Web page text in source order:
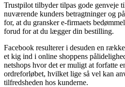
Trustpilot tilbyder tilpas gode genveje
nuværende kunders betragtninger og
for, at du gransker e-firmaets
forud for at du lægger din bestilling.
Facebook resulterer i desuden en
et kig ind i online shoppens
netshops hvor det er muligt at forfatte
ordreforløbet, hvilket lige så vel kan
tilfredsheden hos kunderne.